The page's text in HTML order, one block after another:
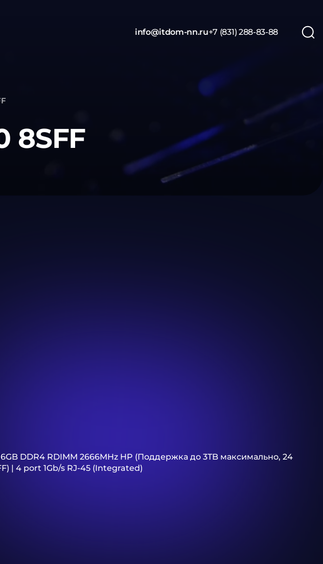
info@itdom-nn.ru+7 (831) 288-83-88
8SFF
DDR4 RDIMM 2666MHz HP (Поддержка до 3TB максимально, 24
| 4 port 1Gb/s RJ-45 (Integrated)